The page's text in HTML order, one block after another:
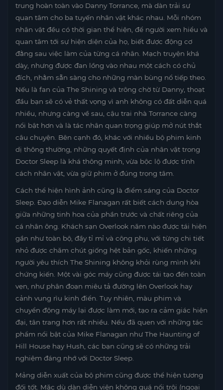
trung hoàn toàn vào Danny Torrance, mà dàn trải sự
quan tâm cho ba tuyến nhân vật khác nhau. Mỗi nhóm
nhân vật đều có thời gian thể hiện, để người xem hiểu và
quan tâm tới sự hiện diện của họ, biết được động cơ
đằng sau việc làm của từng cá nhân. Mạch truyện khá
dày, nhưng được đan lồng vào nhau một cách có chủ
đích, nhằm sẵn sàng cho những màn bùng nổ tiếp theo.
Nếu là fan của The Shining và trông chờ từ Danny, thoạt
đầu bạn sẽ có vẻ thất vọng vì anh không có đất diễn quá
nhiều, nhưng càng về sau, cậu trai nhà Torrance càng
nổi bật hơn và là tác nhân quan trọng giúp mở nút thắt
câu chuyện. Bên cạnh đó, khác với nhiều bộ phim kinh
dị thông thường, những quyết định của nhân vật trong
Doctor Sleep là khá thông minh, vừa bộc lộ được tính
cách nhân vật, vừa giữ phim ở đúng trọng tâm.
Cách thể hiện hình ảnh cũng là điểm sáng của Doctor
Sleep. Đạo diễn Mike Flanagan rất biết cách dung hòa
giữa những tinh hoa của phần trước và chất riêng của
cá nhân ông. Khách sạn Overlook năm nào được tái hiện
gần như toàn bộ, đầy tỉ mỉ và công phu, với từng chi tiết
nhỏ được chăm chút giống hệt bản gốc, khiến những
người yêu thích The Shining không khỏi rùng mình khi
chứng kiến. Một vài góc máy cũng được tái tạo đến toàn
vẹn, như phân đoạn miêu tả đường lên Overlook hay
cảnh vung rìu kinh điển. Tuy nhiên, màu phim và
chuyển động máy lại được làm mới, tạo ra cảm giác hiện
đại, tân trang hơn rất nhiều. Nếu đã quen với những tác
phẩm nổi bật của Mike Flanagan như The Haunting of
Hill House hay Hush, các bạn cũng sẽ có những trải
nghiệm đáng nhớ với Doctor Sleep.
Mảng diễn xuất của bộ phim cũng được thể hiện tương
đối tốt. Mặc dù dàn diễn viên không quá nổi trội (ngoại